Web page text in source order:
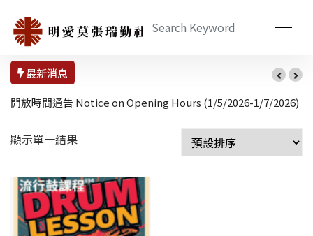
最新消息
開放時間通告 Notice on Opening Hours (1/5/2026-1/7/2026)
顯示單一結果